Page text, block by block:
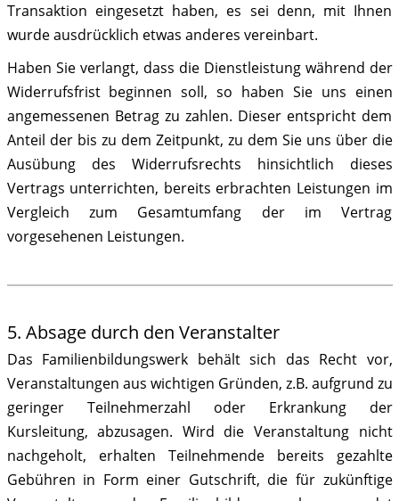
Transaktion eingesetzt haben, es sei denn, mit Ihnen
wurde ausdrücklich etwas anderes vereinbart.
Haben Sie verlangt, dass die Dienstleistung während der
Widerrufsfrist beginnen soll, so haben Sie uns einen
angemessenen Betrag zu zahlen. Dieser entspricht dem
Anteil der bis zu dem Zeitpunkt, zu dem Sie uns über die
Ausübung des Widerrufsrechts hinsichtlich dieses
Vertrags unterrichten, bereits erbrachten Leistungen im
Vergleich zum Gesamtumfang der im Vertrag
vorgesehenen Leistungen.
5. Absage durch den Veranstalter
Das Familienbildungswerk behält sich das Recht vor,
Veranstaltungen aus wichtigen Gründen, z.B. aufgrund zu
geringer Teilnehmerzahl oder Erkrankung der
Kursleitung, abzusagen. Wird die Veranstaltung nicht
nachgeholt, erhalten Teilnehmende bereits gezahlte
Gebühren in Form einer Gutschrift, die für zukünftige